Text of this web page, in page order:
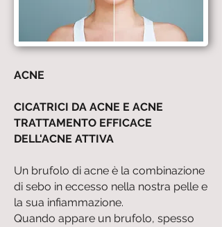
ACNE
CICATRICI DA ACNE E ACNE
TRATTAMENTO EFFICACE
DELL'ACNE ATTIVA
Un brufolo di acne è la combinazione
di sebo in eccesso nella nostra pelle e
la sua infiammazione.
Quando appare un brufolo, spesso